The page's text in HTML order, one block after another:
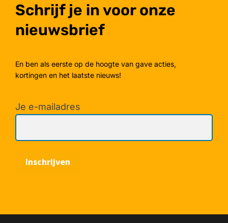
Schrijf je in voor onze
nieuwsbrief
En ben als eerste op de hoogte van gave acties,
kortingen en het laatste nieuws!
Je e-mailadres